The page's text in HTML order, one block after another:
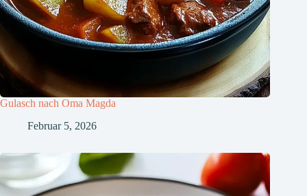
Gulasch nach Oma Magda
Februar 5, 2026